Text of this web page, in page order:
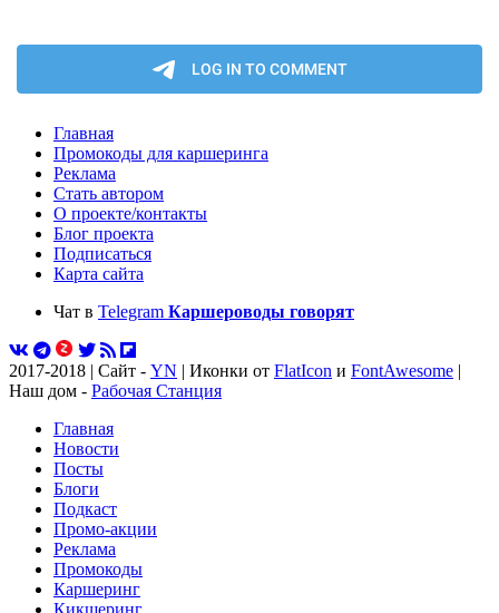
Главная
Промокоды для каршеринга
Реклама
Стать автором
О проекте/контакты
Блог проекта
Подписаться
Карта сайта
Чат в Telegram Каршероводы говорят
2017-2018 | Сайт - YN | Иконки от FlatIcon и FontAwesome |
Наш дом - Рабочая Станция
Главная
Новости
Посты
Блоги
Подкаст
Промо-акции
Реклама
Промокоды
Каршеринг
Кикшеринг